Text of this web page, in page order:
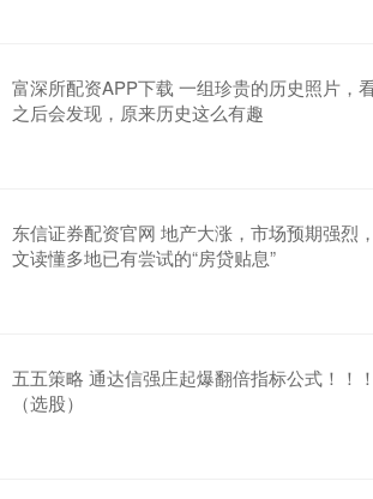
富深所配资APP下载 一组珍贵的历史照片，
之后会发现，原来历史这么有趣
东信证券配资官网 地产大涨，市场预期强烈
文读懂多地已有尝试的“房贷贴息”
五五策略 通达信强庄起爆翻倍指标公式！！！
（选股）